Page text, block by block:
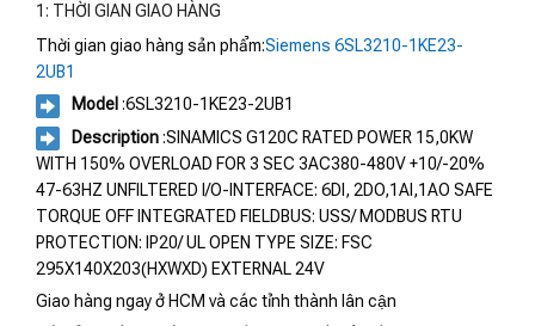
1: THỜI GIAN GIAO HÀNG
Thời gian giao hàng sản phẩm:Siemens 6SL3210-1KE23-
2UB1
Model :6SL3210-1KE23-2UB1
Description:SINAMICS G120C RATED POWER 15,0KW
WITH 150% OVERLOAD FOR 3 SEC 3AC380-480V +10/-20%
47-63HZ UNFILTERED I/O-INTERFACE: 6DI, 2DO,1AI,1AO SAFE
TORQUE OFF INTEGRATED FIELDBUS: USS/ MODBUS RTU
PROTECTION: IP20/ UL OPEN TYPE SIZE: FSC
295X140X203(HXWXD) EXTERNAL 24V
Giao hàng ngay ở HCM và các tỉnh thành lân cận